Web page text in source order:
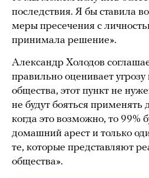
последствия. Я бы ставила
меры пресечения с
принимала решение».
Александр Холодов
правильно оценивает
общества, этот пункт не
не будут бояться
когда это возможно, то 99%
домашний арест и только
те, которые представляют
общества».